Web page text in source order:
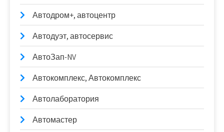
Автодром+, автоцентр
Автодуэт, автосервис
АвтоЗап-NV
Автокомплекс, Автокомплекс
Автолаборатория
Автомастер